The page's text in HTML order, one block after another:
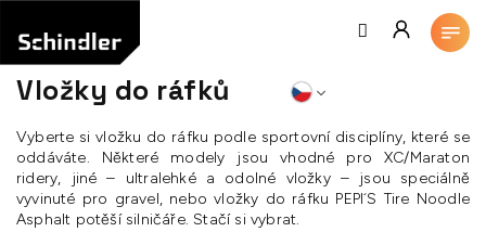
obsah
Vložky do ráfků
Vyberte si vložku do ráfku podle sportovní disciplíny, které se
oddáváte. Některé modely jsou vhodné pro XC/Maraton
ridery, jiné – ultralehké a odolné vložky – jsou speciálně
vyvinuté pro gravel, nebo vložky do ráfku PEPI´S Tire Noodle
Asphalt potěší silničáře. Stačí si vybrat.